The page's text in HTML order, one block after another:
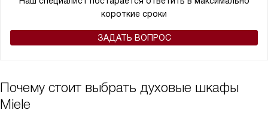
короткие сроки
ЗАДАТЬ ВОПРОС
Почему стоит выбрать духовые шкафы
Miele